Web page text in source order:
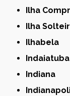
Ilha
Ilha
Ilhabela
Indaiatuba
Indiana